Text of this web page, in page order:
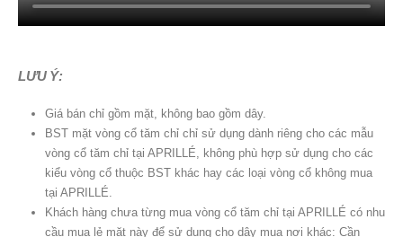
LƯU Ý:
Giá bán chỉ gồm mặt, không bao gồm dây.
BST mặt vòng cổ tăm chỉ chỉ sử dụng dành riêng cho các mẫu
vòng cổ tăm chỉ tại APRILLÉ, không phù hợp sử dụng cho các
kiểu vòng cổ thuộc BST khác hay các loại vòng cổ không mua
tại APRILLÉ.
Khách hàng chưa từng mua vòng cổ tăm chỉ tại APRILLÉ có nhu
cầu mua lẻ mặt này để sử dụng cho dây mua nơi khác: Cần